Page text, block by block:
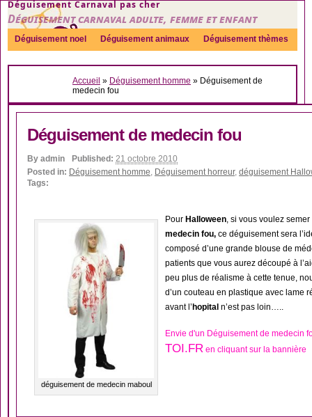
Déguisement Carnaval pas cher
Déguisement carnaval adulte, femme et enfant
Déguisement noel Déguisement animaux Déguisement thèmes
Sexy Déguisement couple Déguisements par genre Idées
Accueil » Déguisement homme » Déguisement de
medecin fou
Déguisement de medecin fou
By admin Published: 21 octobre 2010
Posted in: Déguisement homme, Déguisement horreur, déguisement
Tags:
déguisement de medecin maboul
Pour Halloween, si vous voulez
medecin fou, ce déguisement sera
composé d’une grande blouse de
patients que vous aurez découpé à
peu plus de réalisme à cette tenue,
d’un couteau en plastique avec lame
avant l’ hopital n’est pas loin…..
Envie d'un Déguisement de medecin
TOI.FR en cliquant sur la bannière